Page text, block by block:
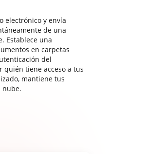
electrónico y envía
de una
Establece una
en carpetas
del
tiene acceso a tus
mantiene tus
nube.